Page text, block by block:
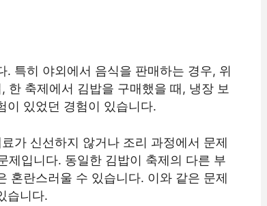
특히 야외에서 음식을 판매하는 경우, 위
한 축제에서 김밥을 구매했을 때, 냉장 보
이 있었던 경험이 있습니다.
가 신선하지 않거나 조리 과정에서 문제
제입니다. 동일한 김밥이 축제의 다른 부
혼란스러울 수 있습니다. 이와 같은 문제
습니다.